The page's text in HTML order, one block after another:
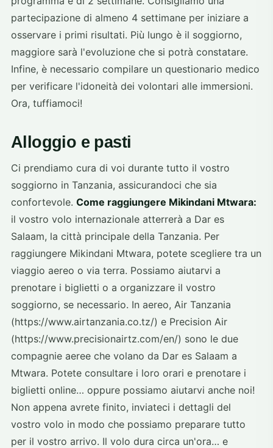
partecipazione di almeno 4 settimane per iniziare a
osservare i primi risultati. Più lungo è il soggiorno,
maggiore sarà l'evoluzione che si potrà constatare.
Infine, è necessario compilare un questionario medico
per verificare l'idoneità dei volontari alle immersioni.
Ora, tuffiamoci!
Alloggio e pasti
Ci prendiamo cura di voi durante tutto il vostro
soggiorno in Tanzania, assicurandoci che sia
confortevole. Come raggiungere Mikindani Mtwara:
il vostro volo internazionale atterrerà a Dar es
Salaam, la città principale della Tanzania. Per
raggiungere Mikindani Mtwara, potete scegliere tra un
viaggio aereo o via terra. Possiamo aiutarvi a
prenotare i biglietti o a organizzare il vostro
soggiorno, se necessario. In aereo, Air Tanzania
(https://www.airtanzania.co.tz/) e Precision Air
(https://www.precisionairtz.com/en/) sono le due
compagnie aeree che volano da Dar es Salaam a
Mtwara. Potete consultare i loro orari e prenotare i
biglietti online… oppure possiamo aiutarvi anche noi!
Non appena avrete finito, inviateci i dettagli del
vostro volo in modo che possiamo preparare tutto
per il vostro arrivo. Il volo dura circa un'ora… e